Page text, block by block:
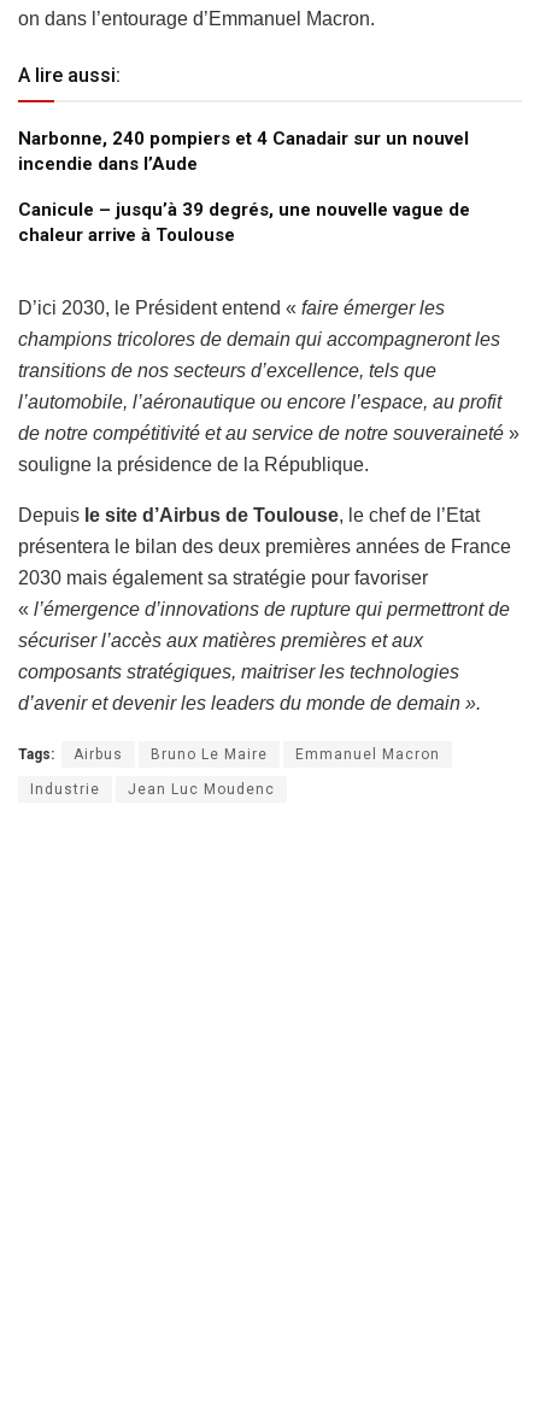
on dans l’entourage d’Emmanuel Macron.
A lire aussi:
Narbonne, 240 pompiers et 4 Canadair sur un nouvel
incendie dans l’Aude
Canicule – jusqu’à 39 degrés, une nouvelle vague de
chaleur arrive à Toulouse
D’ici 2030, le Président entend « faire émerger les
champions tricolores de demain qui accompagneront les
transitions de nos secteurs d’excellence, tels que
l’automobile, l’aéronautique ou encore l’espace, au profit
de notre compétitivité et au service de notre souveraineté »
souligne la présidence de la République.
Depuis le site d’Airbus de Toulouse, le chef de l’Etat
présentera le bilan des deux premières années de France
2030 mais également sa stratégie pour favoriser
« l’émergence d’innovations de rupture qui permettront de
sécuriser l’accès aux matières premières et aux
composants stratégiques, maitriser les technologies
d’avenir et devenir les leaders du monde de demain ».
Tags: Airbus Bruno Le Maire Emmanuel Macron
Industrie Jean Luc Moudenc